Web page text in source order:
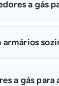
a gás
armários
a gás para